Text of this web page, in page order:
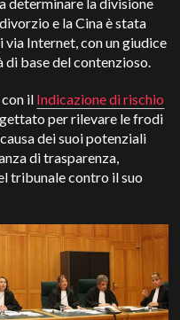
e la Cina è stata
Internet, con un giudice
base del contenzioso.
il Indicazione di rischio
per rilevare le frodi
dei suoi potenziali
di trasparenza,
tribunale contro il suo